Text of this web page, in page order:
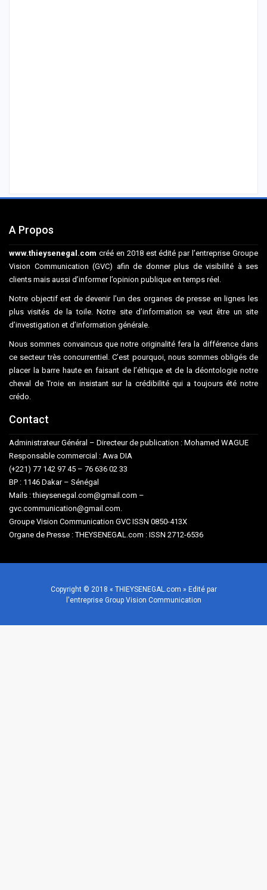
A Propos
www.thieysenegal.com créé en 2018 est édité par l’entreprise Groupe
Vision Communication (GVC) afin de donner plus de visibilité à ses
clients mais aussi d’informer l’opinion publique en temps réel.
Notre objectif est de devenir l’un des organes de presse en lignes les
plus visités de la toile. Notre site d’information se veut être un site
d’investigation et d’information générale.
Nous sommes convaincus que notre originalité fera la différence dans
ce secteur très concurrentiel. C’est pourquoi, nous sommes obligés de
placer la barre haute en faisant de l’éthique et de la déontologie notre
cheval de Troie en insistant sur la crédibilité qui a toujours été notre
crédo.
Contact
Administrateur Général – Directeur de publication : Mohamed WAGUE
Responsable commercial : Awa DIA
(+221) 77 142 97 45 – 76 636 02 33
BP : 1146 Dakar – Sénégal
Mails : thieysenegal.com@gmail.com –
gvc.communication@gmail.com.
Groupe Vision Communication GVC ISSN 0850-413X
Organe de Presse : THEYSENEGAL.com : ISSN 2712-6536
Copyright © 2018 « THIEYSENEGAL.com » Edité par
l'entreprise Group Vision Communication